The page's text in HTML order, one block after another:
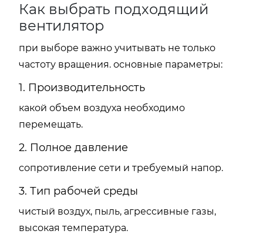
Как выбрать подходящий
вентилятор
при выборе важно учитывать не только
частоту вращения. основные параметры:
1. Производительность
какой объем воздуха необходимо
перемещать.
2. Полное давление
сопротивление сети и требуемый напор.
3. Тип рабочей среды
чистый воздух, пыль, агрессивные газы,
высокая температура.